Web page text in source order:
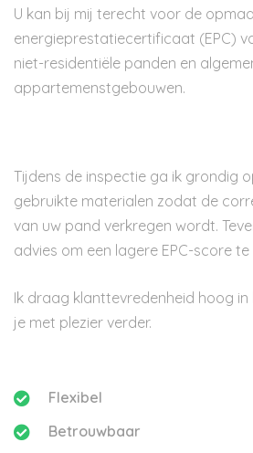
U kan bij mij terecht voor de
energieprestatiecertificaat (EPC)
niet-residentiële panden en
appartemenstgebouwen.
Tijdens de inspectie ga ik grondig
gebruikte materialen zodat de
van uw pand verkregen wordt.
advies om een lagere EPC-score te
Ik draag klanttevredenheid hoog in
je met plezier verder.
Flexibel
Betrouwbaar